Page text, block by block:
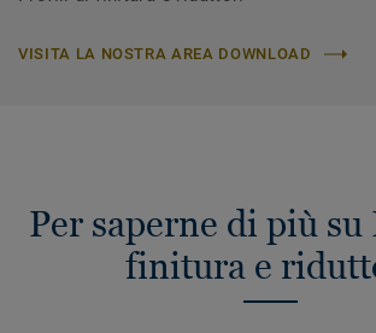
VISITA LA NOSTRA AREA DOWNLOAD
Per saperne di più
finitura e